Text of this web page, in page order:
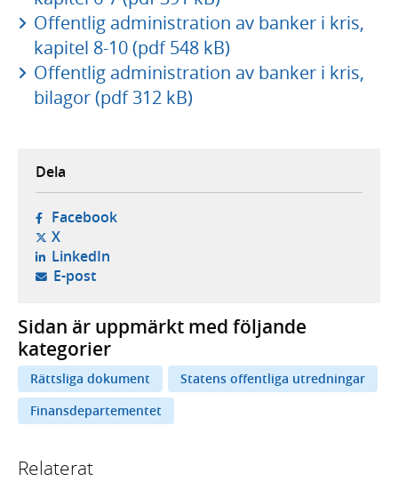
Offentlig administration av banker i kris,
kapitel 8-10 (pdf 548 kB)
Offentlig administration av banker i kris,
bilagor (pdf 312 kB)
Dela
Facebook- öppnas i ny flik, extern webbplats,
X- öppnas i ny flik, extern webbplats,
LinkedIn- öppnas i ny flik, extern webbplats,
E-post- öppnar din e-postklient,
Sidan är uppmärkt med följande
kategorier
Rättsliga dokument
Statens offentliga utredningar
Finansdepartementet
Relaterat